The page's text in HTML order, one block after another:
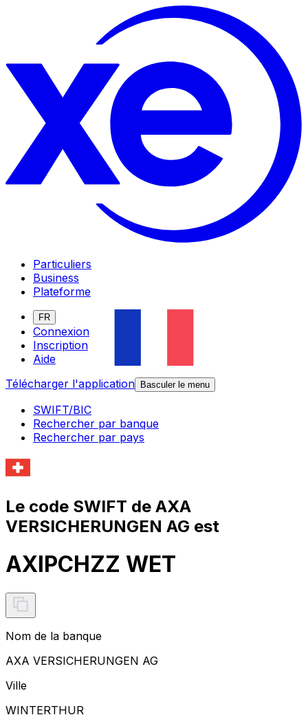
Particuliers
Business
Plateforme
FR
Connexion
Inscription
Aide
Télécharger l'application
Basculer le menu
SWIFT/BIC
Rechercher par banque
Rechercher par pays
Le code SWIFT de AXA
VERSICHERUNGEN AG est
AXIPCHZZ WET
Nom de la banque
AXA VERSICHERUNGEN AG
Ville
WINTERTHUR